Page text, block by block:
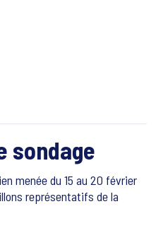
sondage
menée du 15 au 20 février
représentatifs de la